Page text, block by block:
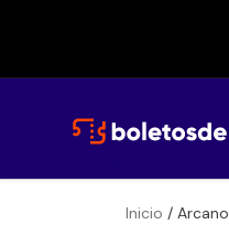
Inicio / Arcano